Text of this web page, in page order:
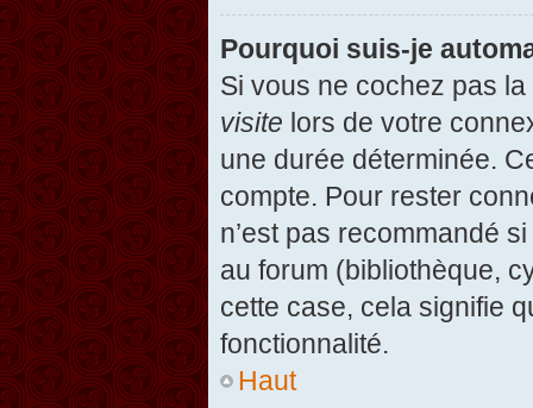
Pourquoi suis-je
Si vous ne cochez pas
visite lors de votre
une durée déterminée.
compte. Pour rester
n’est pas recommandé
au forum (bibliothèque,
cette case, cela signifie
fonctionnalité.
Haut